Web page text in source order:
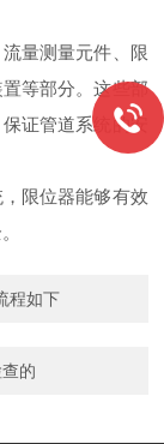
量测量元件、限
等部分。这些部
证管道系统的安
限位器能够有效
程如下
的